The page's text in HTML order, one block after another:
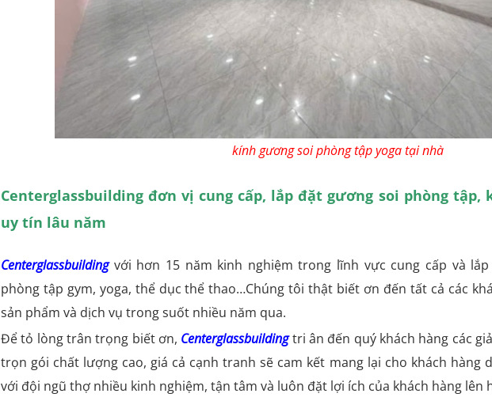
kính gương soi phòng tập yoga tại nhà
Centerglassbuilding đơn vị cung cấp, lắp đặt gương soi phòng
uy tín lâu năm
Centerglassbuildingvới hơn 15 năm kinh nghiệm trong lĩnh vực cung cấp và
phòng tập gym, yoga, thể dục thể thao…Chúng tôi thật biết ơn đến tất cả các
sản phẩm và dịch vụ trong suốt nhiều năm qua.
Để tỏ lòng trân trọng biết ơn, Centerglassbuildingtri ân đến quý khách hàng các
trọn gói chất lượng cao, giá cả cạnh tranh sẽ cam kết mang lại cho khách hàng
với đội ngũ thợ nhiều kinh nghiệm, tận tâm và luôn đặt lợi ích của khách hàng lên